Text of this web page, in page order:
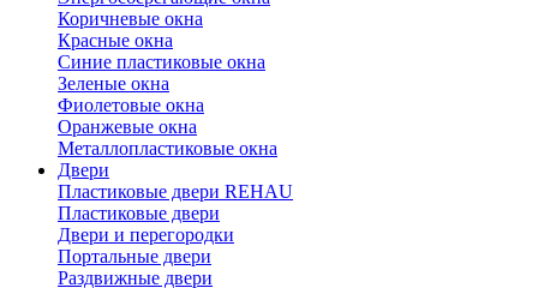
Коричневые окна
Красные окна
Синие пластиковые окна
Зеленые окна
Фиолетовые окна
Оранжевые окна
Металлопластиковые окна
Двери
Пластиковые двери REHAU
Пластиковые двери
Двери и перегородки
Портальные двери
Раздвижные двери